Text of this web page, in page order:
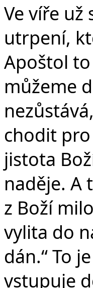
Ve víře
utrpení,
Apoštol
můžeme
chodit
jistota
naděje. A
z Boží
vylita do
dán.“ To
vstupuje